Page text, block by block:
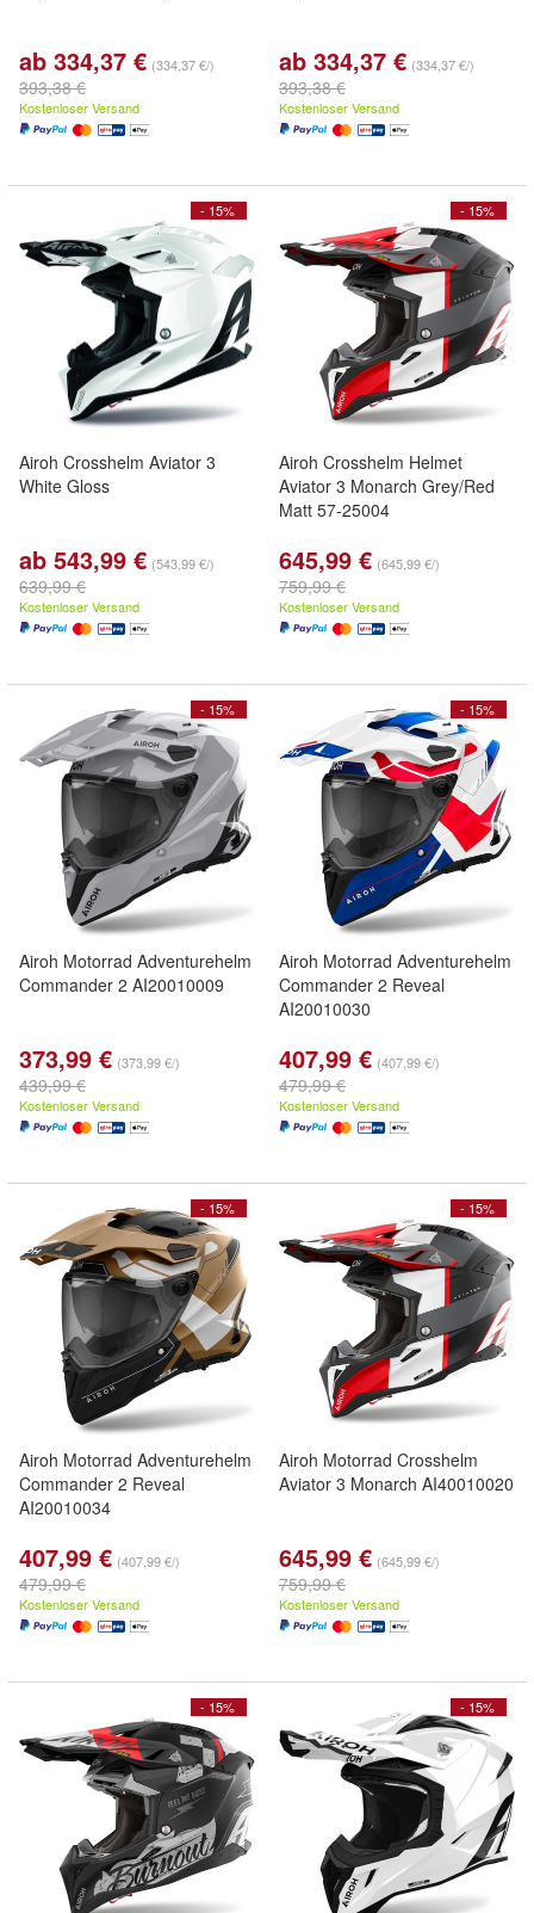
ab 334,37 € (334,37 €/)
393,38 €
Kostenloser Versand
ab 334,37 € (334,37 €/)
393,38 €
Kostenloser Versand
- 15%
Airoh Crosshelm Aviator 3
White Gloss
ab 543,99 € (543,99 €/)
639,99 €
Kostenloser Versand
- 15%
Airoh Crosshelm Helmet
Aviator 3 Monarch Grey/Red
Matt 57-25004
645,99 € (645,99 €/)
759,99 €
Kostenloser Versand
- 15%
Airoh Motorrad Adventurehelm
Commander 2 AI20010009
373,99 € (373,99 €/)
439,99 €
Kostenloser Versand
- 15%
Airoh Motorrad Adventurehelm
Commander 2 Reveal
AI20010030
407,99 € (407,99 €/)
479,99 €
Kostenloser Versand
- 15%
Airoh Motorrad Adventurehelm
Commander 2 Reveal
AI20010034
407,99 € (407,99 €/)
479,99 €
Kostenloser Versand
- 15%
Airoh Motorrad Crosshelm
Aviator 3 Monarch AI40010020
645,99 € (645,99 €/)
759,99 €
Kostenloser Versand
- 15% - 15%